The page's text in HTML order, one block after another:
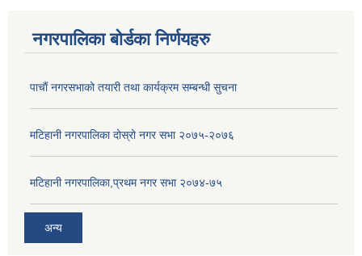
नगरपालिका बोर्डका निर्णयहरु
पाचाैं नगरसभाको तयारी तथा कार्यक्रम सम्बन्धी सुचना
मटिहानी नगरपालिका दोस्रो नगर सभा २०७५-२०७६
मटिहानी नगरपालिका,प्रथम नगर सभा २०७४-७५
अन्य